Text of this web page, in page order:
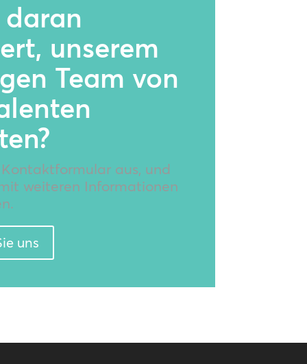
daran
unserem
Team von
Kontaktformular aus, und
weiteren Informationen
uns